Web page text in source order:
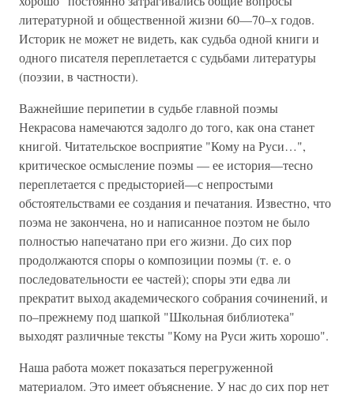
литературной и общественной жизни 60—70–х годов.
Историк не может не видеть, как судьба одной книги и
одного писателя переплетается с судьбами литературы
(поэзии, в частности).
Важнейшие перипетии в судьбе главной поэмы
Некрасова намечаются задолго до того, как она станет
книгой. Читательское восприятие "Кому на Руси…",
критическое осмысление поэмы — ее история—тесно
переплетается с предысторией—с непростыми
обстоятельствами ее создания и печатания. Известно, что
поэма не закончена, но и написанное поэтом не было
полностью напечатано при его жизни. До сих пор
продолжаются споры о композиции поэмы (т. е. о
последовательности ее частей); споры эти едва ли
прекратит выход академического собрания сочинений, и
по–прежнему под шапкой "Школьная библиотека"
выходят различные тексты "Кому на Руси жить хорошо".
Наша работа может показаться перегруженной
материалом. Это имеет объяснение. У нас до сих пор нет